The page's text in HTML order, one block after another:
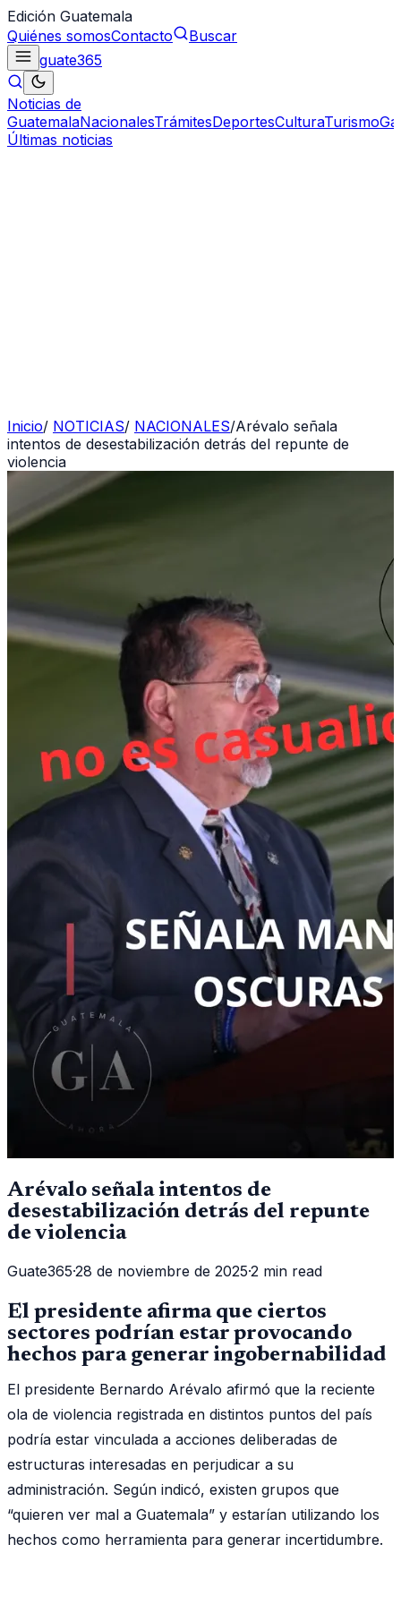
Edición Guatemala
Quiénes somosContacto
Buscar
guate365
Noticias de
GuatemalaNacionalesTrámitesDeportesCulturaTurismo
Últimas noticias
Inicio/ NOTICIAS/ NACIONALES/Arévalo señala
intentos de desestabilización detrás del repunte de
violencia
Arévalo señala intentos de
desestabilización detrás del repunte
de violencia
Guate365·28 de noviembre de 2025·2 min read
El presidente afirma que ciertos
sectores podrían estar provocando
hechos para generar ingobernabilidad
El presidente Bernardo Arévalo afirmó que la reciente
ola de violencia registrada en distintos puntos del país
podría estar vinculada a acciones deliberadas de
estructuras interesadas en perjudicar a su
administración. Según indicó, existen grupos que
“quieren ver mal a Guatemala” y estarían utilizando los
hechos como herramienta para generar incertidumbre.